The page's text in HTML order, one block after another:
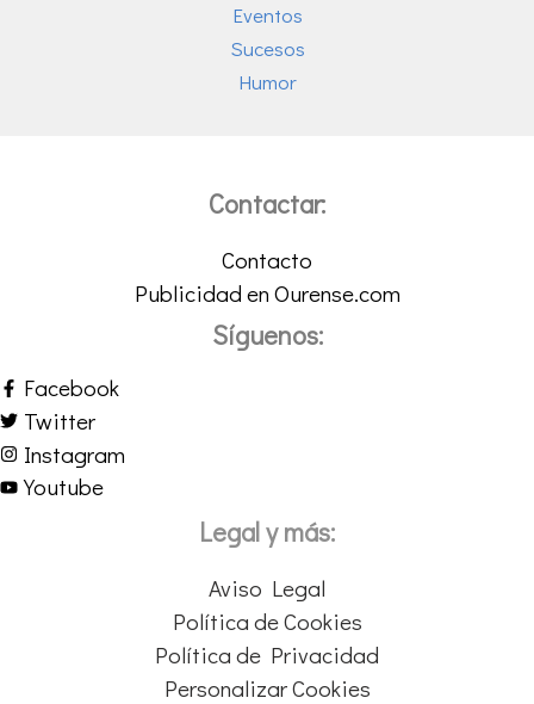
Eventos
Sucesos
Humor
Contactar:
Contacto
Publicidad en Ourense.com
Síguenos:
Facebook
Twitter
Instagram
Youtube
Legal y más:
Aviso Legal
Política de Cookies
Política de Privacidad
Personalizar Cookies